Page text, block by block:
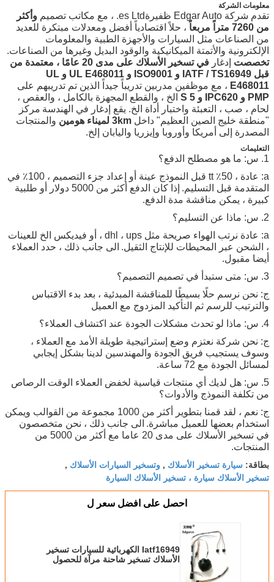
معلومات الشركة
تقدم شركة Edgar Auto ظفيرةes Ltd. ، مع مكاتب تصميم
وأكثر
من 7260 متراً مربعاً
، حلاً اقتصادياً أفضل ومعدلات مبتكرة للعديد
من الصناعات مثل السيارات والأجهزة الطبية والمعلومات
الإلكترونية والأتمتة الميكانيكية والوقود البديل وغيرها من الصناعات.
تخصصت إدغار
في تسخير الأسلاك على مدى 20 عامًا ، معتمدة من
قبل IATF / TS16949 و ISO9001 و UL E468011 و UL
E468011 ، مع موظفين مدربين تدريباً جيداً الذين تم تدريبهم على
PMP و IPC620 و 5 S
الخ ، والقطع المجهزة بالكامل ، والعقص ،
لحام ، صب ، التعبئة واختبار أداة الخ. يقع إدغار في الهندسة مركز
"منطقة خليج الصين العظيم" داخل 3km لميناء هومين
والمنتجات
المصدرة إلى أمريكا وأوروبا وإيزريا واليابان إلخ.
التعليمات
1. س: ما هو مصطلح الدفع؟
a: عادة ، 50٪ tt قبل النموذج عينة أو إعداد جزء التصميم ، 100٪ في
المتقدمة قبل التسليم.
إذا كان الدفع أكثر من 5000 دولار أو طلبية
كبيرة ، يمكن مناقشة مدة الدفع.
2. س: ماذا عن التسليم؟
a: عادة نرتب الهواء صريحة مثل dhl ، ups ، أو فيديكس الخ للعينات
، الشحن عبر المحيطات للإنتاج الثقيل. الى جانب ذلك ، حدد العملاء
أيضا مقبول.
3. س: متى ستبدأ في تصميم التصميم؟
ج: نحن نرسم حلًا بسيطًا للمناقشة المبدئية ، بعد بدء الاقتباس
والترتيب للرسم ثم التأكيد المزدوج مع العميل
4. س: ماذا لو تحدث مشكلات الجودة عند اكتشاف العملاء؟
ج: نحن شركة نعتزم وضع إستراتيجية طويلة الأمد مع العملاء ،
وسوف يستجيب فريق الجودة والمهندسين لدينا بشكل إيجابي
لمسائل الجودة مع 72 ساعة.
5. س: هل لديك أي منتجات قياسية لخفض العملاء الوقت الرصاص
من تكلفة النموذج والأدوات؟
ج: نعم ، لقد قمنا بتطوير أكثر من 1000 مجموعة من القوالب ويمكن
استخدام بعضها للعميل مباشرة. الى جانب ذلك ، نحن متخصصون
في تسخير الأسلاك على مدى 20 عاما مع أكثر من 5000 من
المنتجات.
بطاقة: سيارة تسخير الأسلاك , وتسخير السيارات الأسلاك ,
تسخير الأسلاك سيارة ، تسخير الأسلاك السيارة
احصل على افضل سعر ل
Iatf16949 الكهربائية للسيارات تسخير
الأسلاك تسخير شاحنة مرآة للحصول